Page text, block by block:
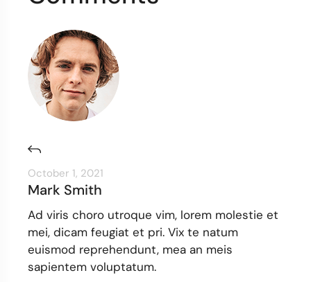
October 1, 2021
Mark Smith
Ad viris choro utroque vim, lorem molestie et
mei, dicam feugiat et pri. Vix te natum
euismod reprehendunt, mea an meis
sapientem voluptatum.